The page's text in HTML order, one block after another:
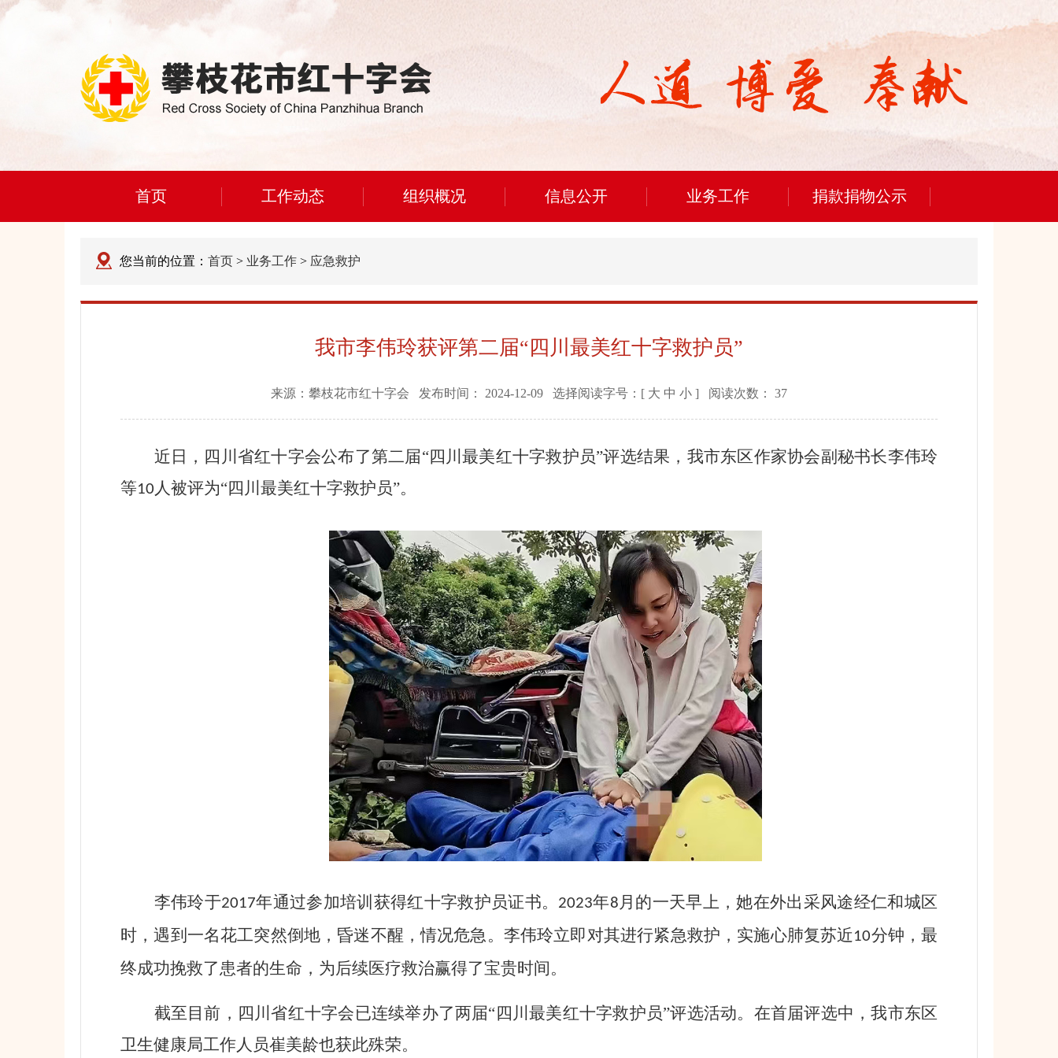
首页 工作动态 组织概况 信息公开 业务工作 捐款捐物公示
您当前的位置： 首页 > 业务工作 > 应急救护
我市李伟玲获评第二届“四川最美红十字救护员”
来源： 攀枝花市红十字会 发布时间： 2024-12-09 选择阅读字号：[ 大 中 小 ] 阅读次数： 37
近日，四川省红十字会公布了第二届“四川最美红十字救护员”评选结果，我市东区作家协会副秘书长李伟玲
等10人被评为“四川最美红十字救护员”。
李伟玲于2017年通过参加培训获得红十字救护员证书。 2023年8月的一天早上，她在外出采风途经仁和城区
时，遇到一名花工突然倒地，昏迷不醒，情况危急。李伟玲立即对其进行紧急救护，实施心肺复苏近10分钟，最
终成功挽救了患者的生命，为后续医疗救治赢得了宝贵时间。
截至目前，四川省红十字会已连续举办了两届“四川最美红十字救护员”评选活动。在首届评选中，我市东区
卫生健康局工作人员崔美龄也获此殊荣。